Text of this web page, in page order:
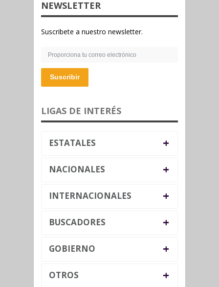
NEWSLETTER
Suscribete a nuestro newsletter.
Suscribir
LIGAS DE INTERÉS
ESTATALES +
NACIONALES +
INTERNACIONALES +
BUSCADORES +
GOBIERNO +
OTROS +